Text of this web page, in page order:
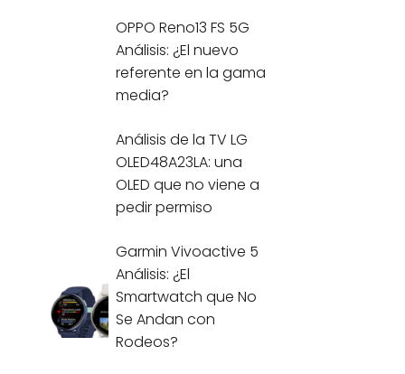
OPPO Reno13 FS 5G
Análisis: ¿El nuevo
referente en la gama
media?
Análisis de la TV LG
OLED48A23LA: una
OLED que no viene a
pedir permiso
Garmin Vivoactive 5
Análisis: ¿El
Smartwatch que No
Se Andan con
Rodeos?